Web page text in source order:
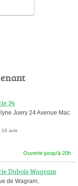
24
Juery 24 Avenue Mac
16 avis
Ouverte jusqu'à 20h
Dubois Wagram
de Wagram,